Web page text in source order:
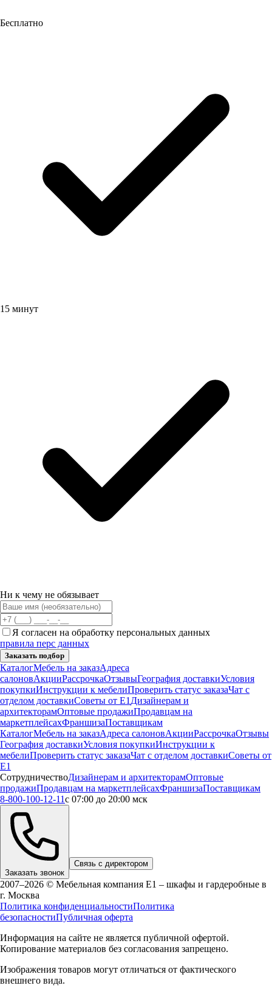
Бесплатно
15 минут
Ни к чему не обязывает
Я согласен на обработку персональных данных
правила перс данных
Заказать подбор
КаталогМебель на заказАдреса
салоновАкцииРассрочкаОтзывыГеография доставкиУсловия
покупкиИнструкции к мебелиПроверить статус заказаЧат с
отделом доставкиСоветы от Е1 Дизайнерам и
архитекторамОптовые продажиПродавцам на
маркетплейсахФраншизаПоставщикам
КаталогМебель на заказАдреса салоновАкцииРассрочкаОтзывы
География доставкиУсловия покупкиИнструкции к
мебелиПроверить статус заказаЧат с отделом доставкиСоветы от
Е1
СотрудничествоДизайнерам и архитекторамОптовые
продажиПродавцам на маркетплейсахФраншизаПоставщикам
8-800-100-12-11с 07:00 до 20:00 мск
Заказать звонок
Связь с директором
2007–2026 © Мебельная компания Е1 – шкафы и гардеробные в
г. Москва
Политика конфиденциальностиПолитика
безопасностиПубличная оферта
Информация на сайте не является публичной офертой.
Копирование материалов без согласования запрещено.
Изображения товаров могут отличаться от фактического
внешнего вида.